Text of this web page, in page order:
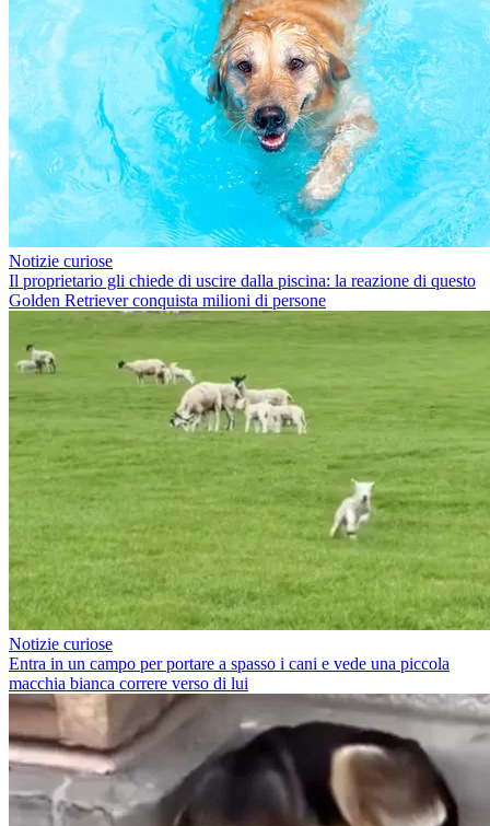
Notizie curiose
Il proprietario gli chiede di uscire dalla piscina: la reazione di questo
Golden Retriever conquista milioni di persone
Notizie curiose
Entra in un campo per portare a spasso i cani e vede una piccola
macchia bianca correre verso di lui